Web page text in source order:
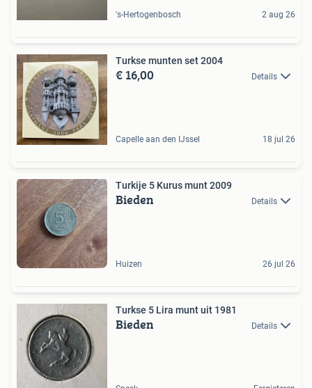
's-Hertogenbosch 2 aug 26
Turkse munten set 2004
€ 16,00 Details
Capelle aan den IJssel 18 jul 26
Turkije 5 Kurus munt 2009
Bieden Details
Huizen 26 jul 26
Turkse 5 Lira munt uit 1981
Bieden Details